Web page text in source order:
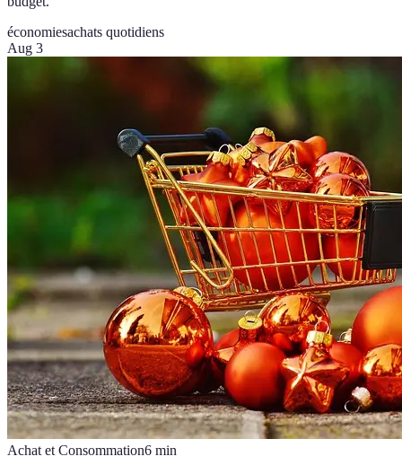
économiesachats quotidiens
Aug 3
Achat et Consommation6 min